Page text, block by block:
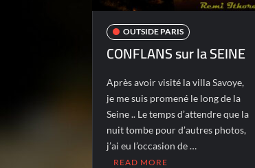
OUTSIDE PARIS
CONFLANS sur la SEINE
Après avoir visité la villa Savoye,
je me suis promené le long de la
Seine .. Le temps d’attendre que la
nuit tombe pour d’autres photos,
j’ai eu l’occasion de …
READ MORE